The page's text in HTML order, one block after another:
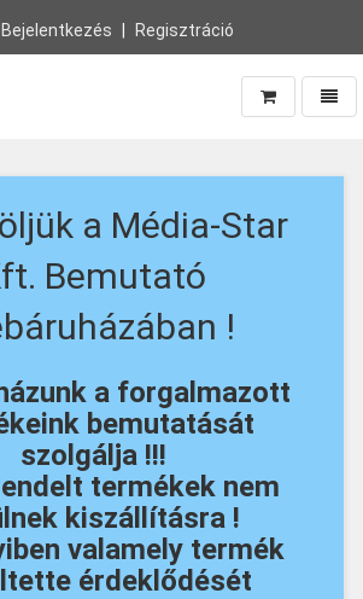
Bejelentkezés Regisztráció
a Média-Star
Bemutató
!
a forgalmazott
bemutatását
szolgálja !!!
termékek nem
kiszállításra !
valamely termék
érdeklődését